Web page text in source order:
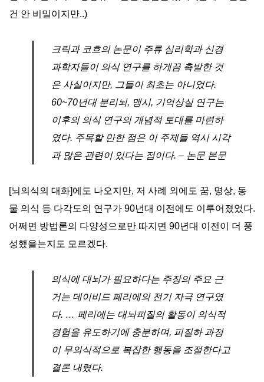
건 안 비밀이지만..)
크릭과 코흐의 논문이 주류 심리학과 신경
과학자들이 의식 연구를 하게끔 촉발한 것
은 사실이지만, 그들이 최초는 아니었다.
60~70년대 분리뇌, 맹시, 기억상실 연구는
이후의 의식 연구의 개념적 토대를 마련하
였다. 주목할 만한 점은 이 주제들 역시 시각
과 많은 관련이 있다는 점이다. – 논문 본문
[뇌의식의 대화]에도 나오지만, 저 사례 외에도 꿈, 명상, 동
물 의식 등 다각도의 연구가 90년대 이전에도 이루어졌었다.
어쩌면 방법론의 다양성으로만 따지면 90년대 이전이 더 풍
성했을는지도 모르겠다.
의식에 대뇌가 필요하다는 주장의 주요 근
거는 데이비드 페리에의 전기 자극 연구였
다. … 페리에는 대뇌피질의 활동이 의식적
경험을 유도하기에 충분하며, 피질하 과정
이 무의식적으로 복잡한 행동을 조절한다고
결론 내렸다.